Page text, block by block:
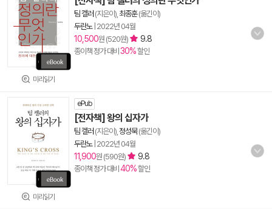
미리읽기
팀 켈러 (지은이), 최종훈(옮긴이)
두란노| 2022년 04월
10,500원 (520원) 9.8
종이책 정가 대비 30%할인
미리읽기
ePub
[전자책] 왕의 십자가
팀 켈러 (지은이), 정성묵(옮긴이)
두란노| 2022년 04월
11,900원 (590원) 9.8
종이책 정가 대비 40%할인